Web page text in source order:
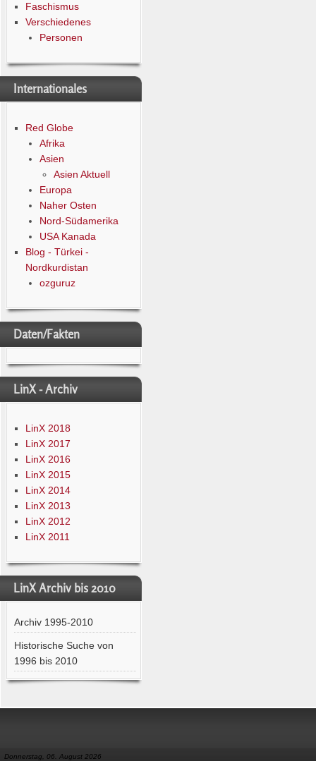
Faschismus
Verschiedenes
Personen
Internationales
Red Globe
Afrika
Asien
Asien Aktuell
Europa
Naher Osten
Nord-Südamerika
USA Kanada
Blog - Türkei -
Nordkurdistan
ozguruz
Daten/Fakten
LinX - Archiv
LinX 2018
LinX 2017
LinX 2016
LinX 2015
LinX 2014
LinX 2013
LinX 2012
LinX 2011
LinX Archiv bis 2010
Archiv 1995-2010
Historische Suche von
1996 bis 2010
Donnerstag, 06. August 2026